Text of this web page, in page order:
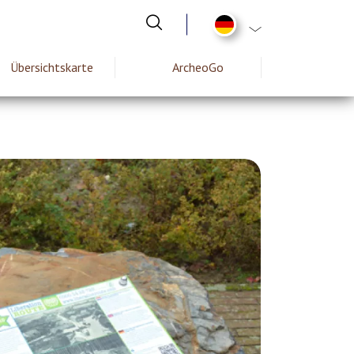
List additional
Übersichtskarte
ArcheoGo